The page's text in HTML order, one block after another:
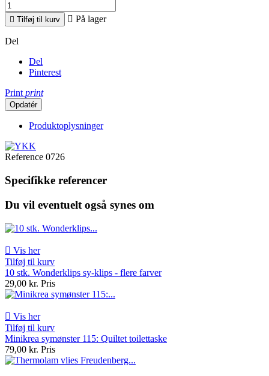
 Tilføj til kurv  På lager
Del
Del
Pinterest
Printprint
Produktoplysninger
Reference 0726
Specifikke referencer
Du vil eventuelt også synes om
 Vis her
Tilføj til kurv
10 stk. Wonderklips sy-klips - flere farver
29,00 kr. Pris
 Vis her
Tilføj til kurv
Minikrea symønster 115: Quiltet toilettaske
79,00 kr. Pris